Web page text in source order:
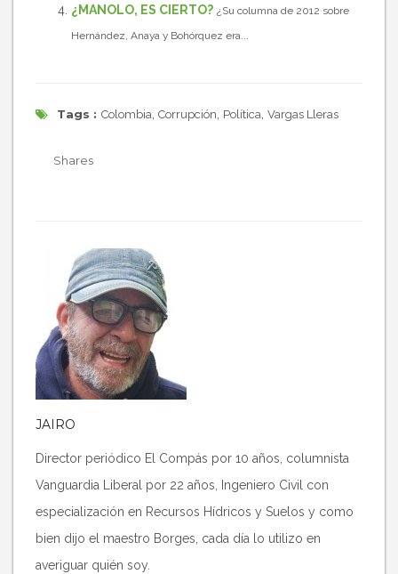
¿MANOLO, ES CIERTO? ¿Su columna de 2012 sobre
Hernández, Anaya y Bohórquez era...
Tags : Colombia Corrupción Política Vargas Lleras
Shares
JAIRO
Director periódico El Compás por 10 años, columnista
Vanguardia Liberal por 22 años, Ingeniero Civil con
especialización en Recursos Hídricos y Suelos y como
bien dijo el maestro Borges, cada día lo utilizo en
averiguar quién soy.